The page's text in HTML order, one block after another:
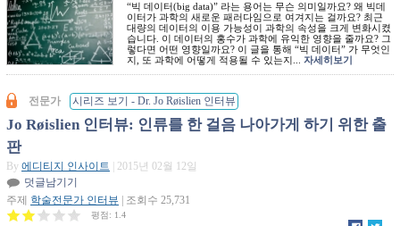
“빅 데이터(big data)” 라는 용어는 무슨 의미일까요? 왜 빅데
이터가 과학의 새로운 패러다임으로 여겨지는 걸까요? 최근
대량의 데이터의 이용 가능성이 과학의 속성을 크게 변화시켰
습니다. 이 데이터의 홍수가 과학에 유익한 영향을 줄까요? 그
렇다면 어떤 영향일까요? 이 글을 통해 “빅 데이터” 가 무엇인
지, 또 과학에 어떻게 적용될 수 있는지... 자세히보기
전문가 시리즈 보기 - Dr. Jo Røislien 인터뷰
Jo Røislien 인터뷰: 인류를 한 걸음 나아가게 하기 위한 출
판
By 에디티지 인사이트
| 2015년 02월 12일
덧글남기기
주제 학술전문가 인터뷰 | 조회수 25,731
평점: 1.4